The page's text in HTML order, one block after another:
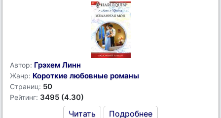
Автор: Грэхем Линн
Жанр: Короткие любовные романы
Страниц: 50
Рейтинг: 3495 (4.30)
Читать Подробнее